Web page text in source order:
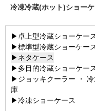
冷凍冷蔵(ホット)ショー
▶卓上型冷蔵ショーケー
▶標準型冷蔵ショーケー
▶ネタケース
▶多目的冷蔵ショーケー
▶ジョッキクーラー ・
庫
▶冷凍ショーケース